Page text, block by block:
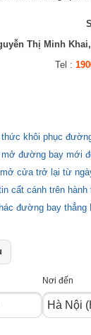
Thị Minh
Tel :
khôi phục
mở đường bay mới
cửa trở lại từ
cất cánh trên hành
đường bay thẳng
Nơi đến